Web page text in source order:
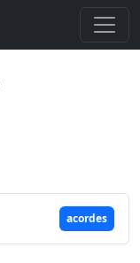
acordes